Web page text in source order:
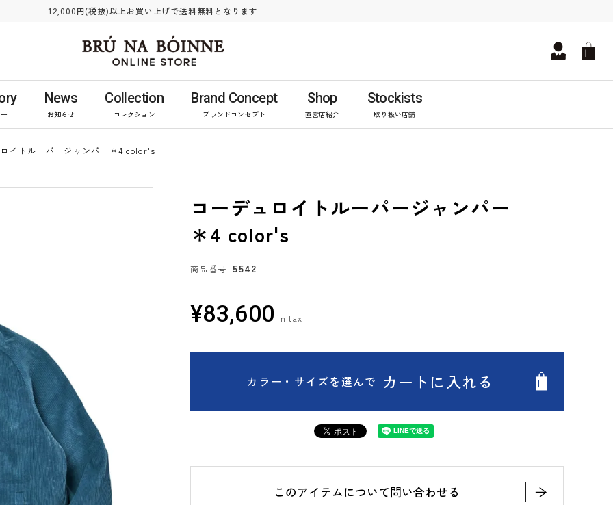
12,000円(税抜)以上お買い上げで送料無料となります
News
お知らせ
Collection
コレクション
Brand Concept
ブランドコンセプト
Shop
直営店紹介
Stockists
取り扱い店舗
イトルーパージャンパー＊4 color's
コーデュロイトルーパージャンパー
＊4 color's
商品番号 5542
¥83,600
カラー・サイズを選んで カートに入れる
このアイテムについて問い合わせる